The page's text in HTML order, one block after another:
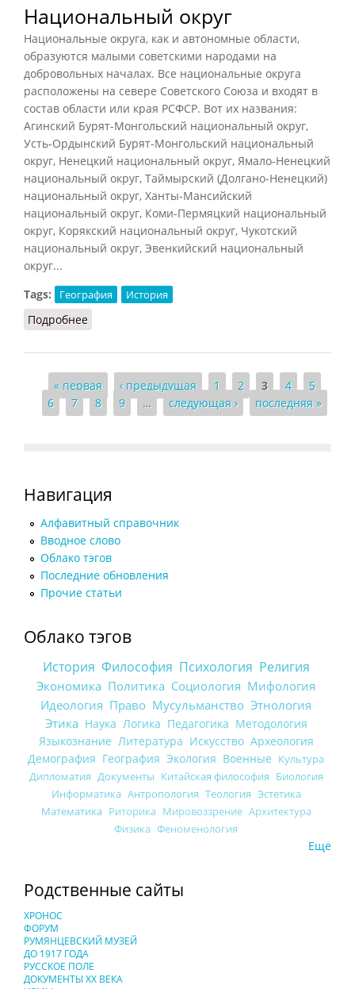
Национальный округ
Национальные округа, как и автономные области,
образуются малыми советскими народами на
добровольных началах. Все национальные округа
расположены на севере Советского Союза и входят в
состав области или края РСФСР. Вот их названия:
Агинский Бурят-Монгольский национальный округ,
Усть-Ордынский Бурят-Монгольский национальный
округ, Ненецкий национальный округ, Ямало-Ненецкий
национальный округ, Таймырский (Долгано-Ненецкий)
национальный округ, Ханты-Мансийский
национальный округ, Коми-Пермяцкий национальный
округ, Корякский национальный округ, Чукотский
национальный округ, Эвенкийский национальный
округ...
Tags:
География История
Подробнее
Страницы
« первая ‹ предыдущая 1 2 3 4
5
6
7 8 9 … следующая › последняя »
Навигация
Алфавитный справочник
Вводное слово
Облако тэгов
Последние обновления
Прочие статьи
Облако тэгов
История Философия Психология Религия
Экономика Политика Социология Мифология
Идеология Право Мусульманство Этнология
Этика Наука Логика Педагогика Методология
Языкознание Литература Искусство Археология
Демография География Экология Военные Культура
Дипломатия Документы Китайская философия Биология
Информатика Антропология Теология Эстетика
Математика Риторика Мировоззрение Архитектура
Физика Феноменология
Еще
Родственные сайты
ХРОНОС
ФОРУМ
РУМЯНЦЕВСКИЙ МУЗЕЙ
ДО 1917 ГОДА
РУССКОЕ ПОЛЕ
ДОКУМЕНТЫ XX ВЕКА